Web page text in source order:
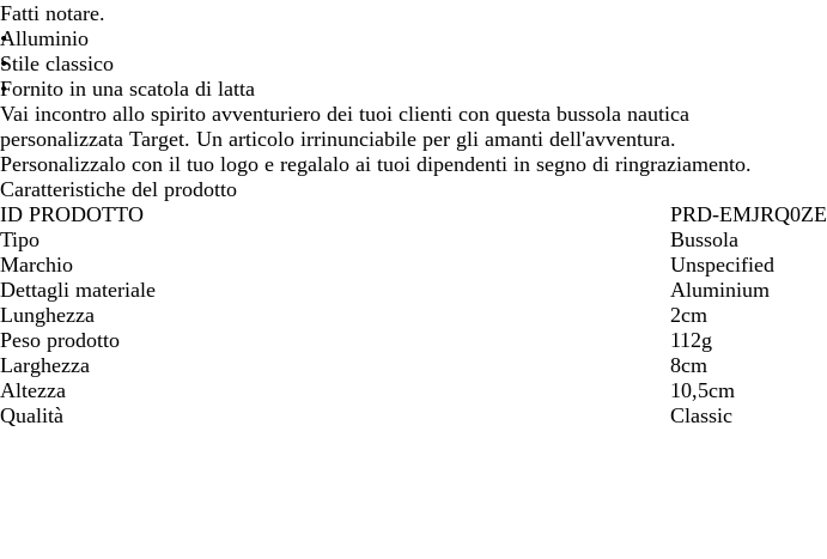
Fatti notare.
Alluminio
Stile classico
Fornito in una scatola di latta
Vai incontro allo spirito avventuriero dei tuoi clienti con questa bussola nautica
personalizzata Target. Un articolo irrinunciabile per gli amanti dell'avventura.
Personalizzalo con il tuo logo e regalalo ai tuoi dipendenti in segno di ringraziamento.
Caratteristiche del prodotto
ID PRODOTTO
PRD-EMJRQ0ZE
Tipo
Bussola
Marchio
Unspecified
Dettagli materiale
Aluminium
Lunghezza
2cm
Peso prodotto
112g
Larghezza
8cm
Altezza
10,5cm
Qualità
Classic